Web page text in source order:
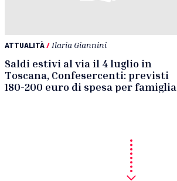
ATTUALITÀ/ Ilaria Giannini
Saldi estivi al via il 4 luglio in
Toscana, Confesercenti: previsti
180-200 euro di spesa per famiglia